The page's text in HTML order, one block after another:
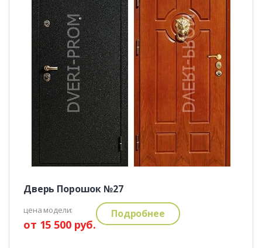
Дверь Порошок №27
цена модели:
от 15 500 руб.
Подробнее